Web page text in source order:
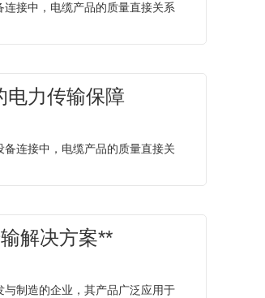
接中，电缆产品的质量直接关系
电力传输保障
连接中，电缆产品的质量直接关
解决方案**
制造的企业，其产品广泛应用于